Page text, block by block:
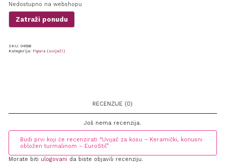
Nedostupno na webshopu
Zatraži ponudu
SKU: 04598
Kategorija: Figara (uvijači)
RECENZIJE (0)
Još nema recenzija.
Budi prvi koji će recenzirati “Uvijač za kosu – Keramički, konusni
obložen turmalinom – EuroStil”
Morate biti ulogovani da biste objavili recenziju.